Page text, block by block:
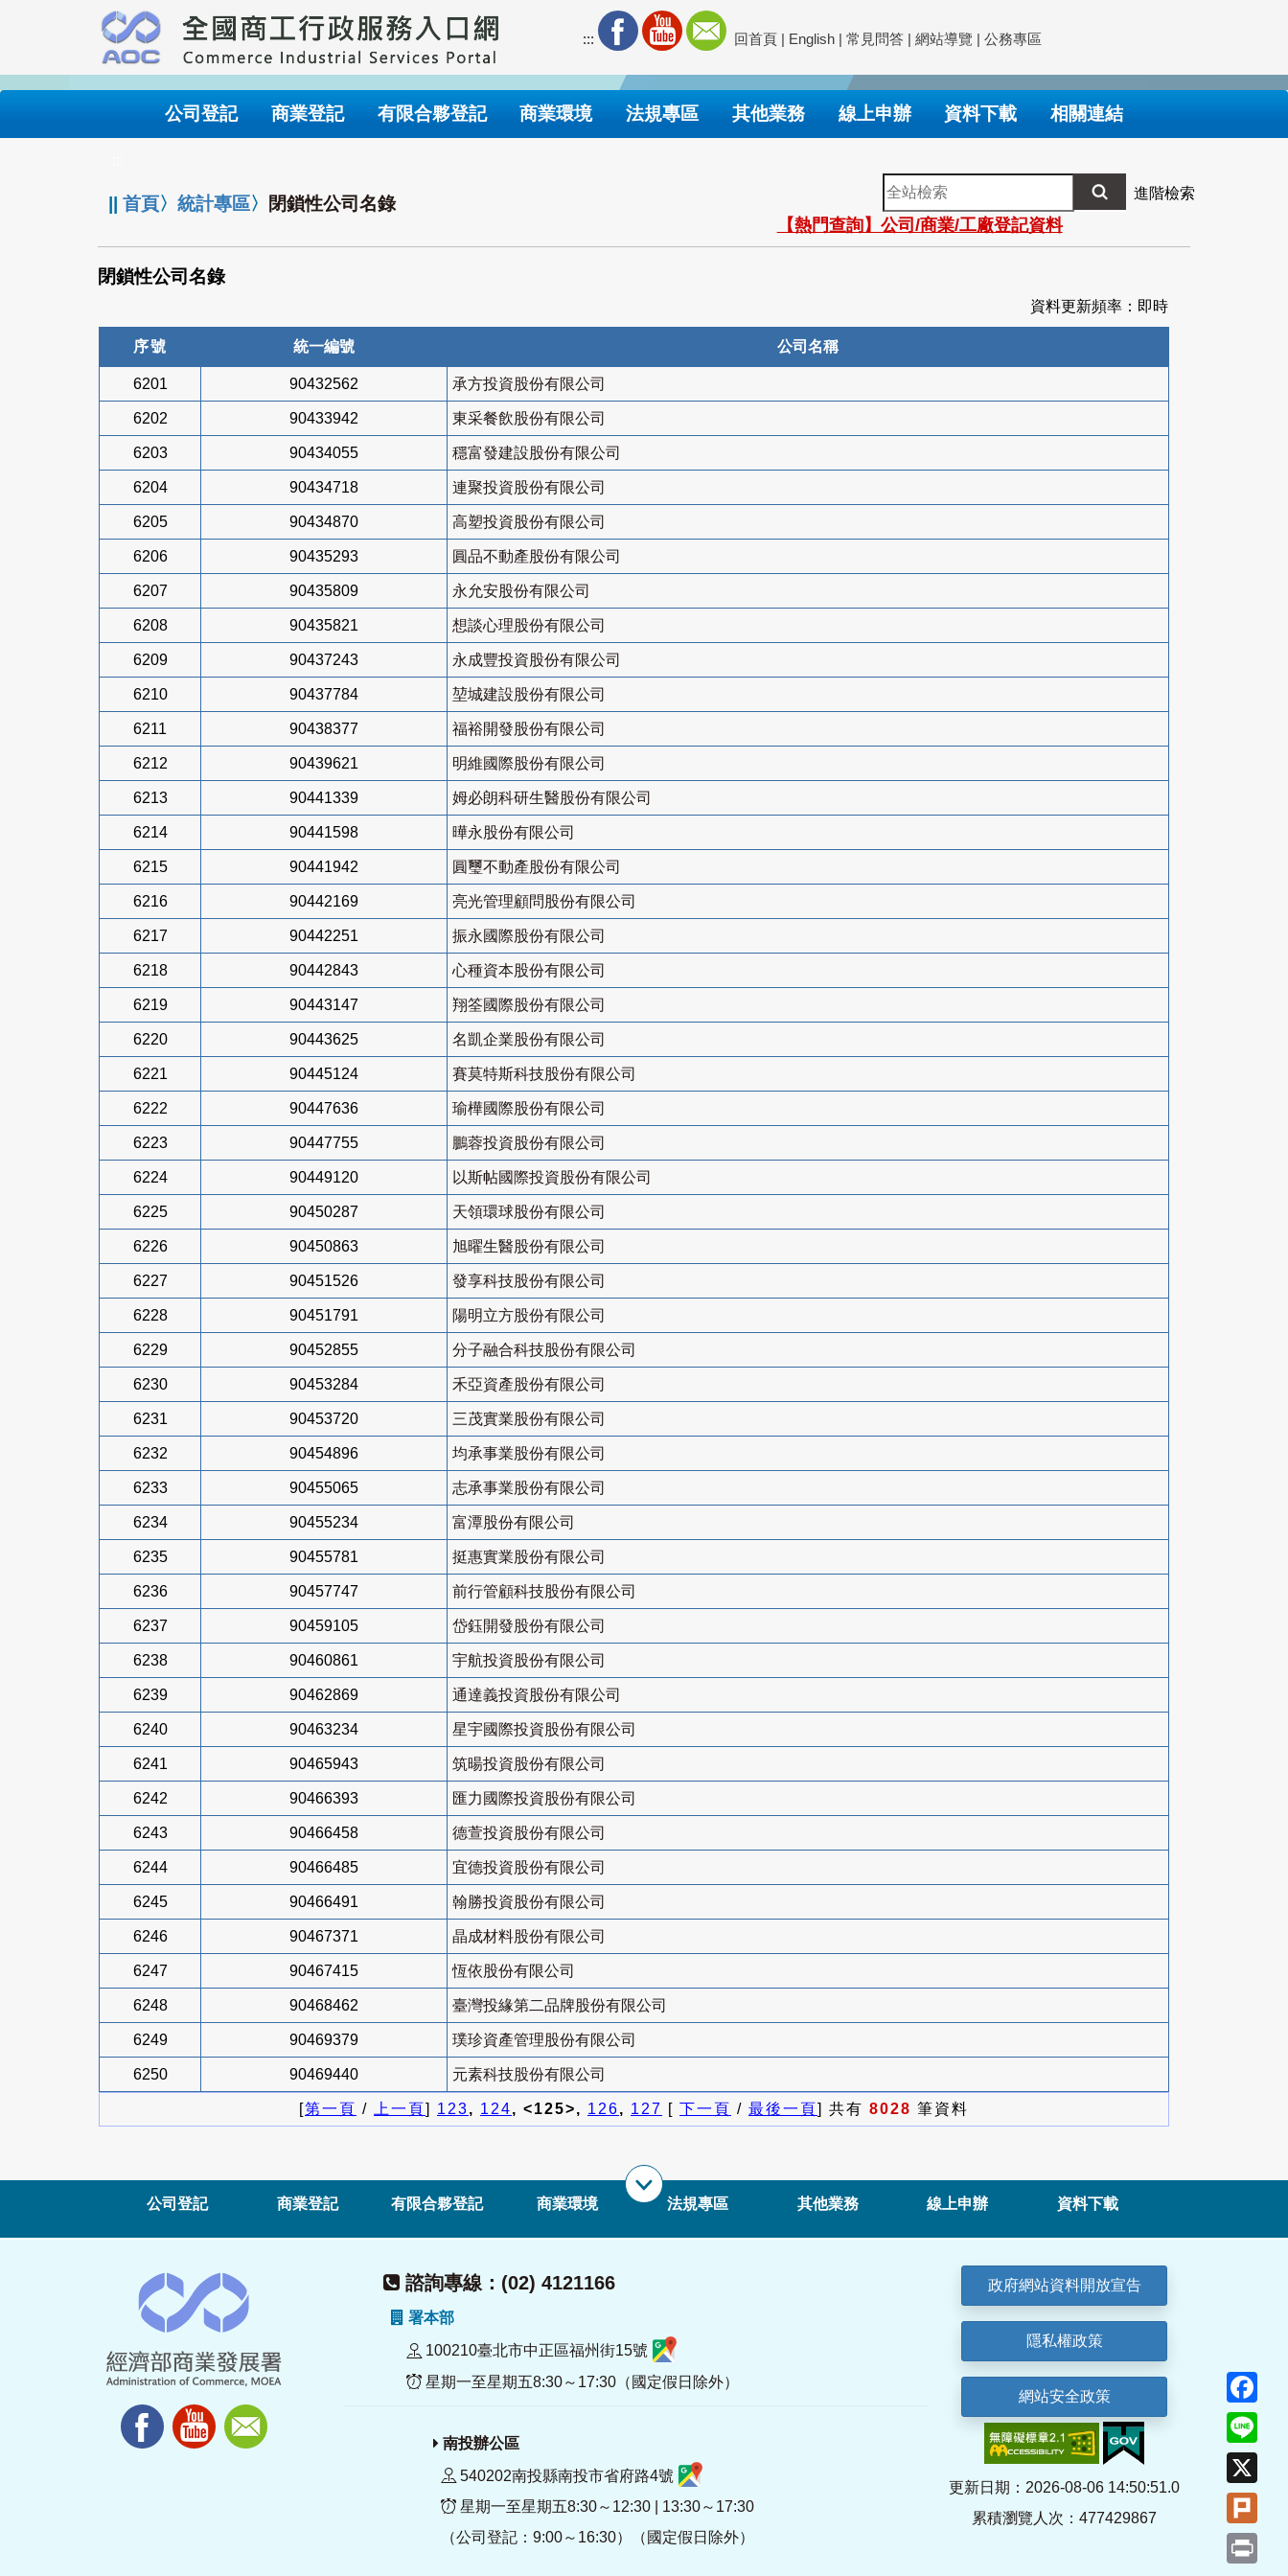
要
內
::: 回首頁 | English | 常見問答 | 網站導覽 | 公務專區
公司登記 商業登記 有限合夥登記 商業環境 法規專區 其他業務 線上申辦 資料下載 相關連結
||首頁〉統計專區〉 閉鎖性公司名錄
全
站
檢
索
進階檢索
【熱門查詢】公司/商業/工廠登記資料
閉鎖性公司名錄
資料更新頻率：即時
序號 統一編號 公司名稱
6201 90432562 承方投資股份有限公司
6202 90433942 東采餐飲股份有限公司
6203 90434055 穩富發建設股份有限公司
6204 90434718 連聚投資股份有限公司
6205 90434870 高塑投資股份有限公司
6206 90435293 圓品不動產股份有限公司
6207 90435809 永允安股份有限公司
6208 90435821 想談心理股份有限公司
6209 90437243 永成豐投資股份有限公司
6210 90437784 堃城建設股份有限公司
6211 90438377 福裕開發股份有限公司
6212 90439621 明維國際股份有限公司
6213 90441339 姆必朗科研生醫股份有限公司
6214 90441598 曄永股份有限公司
6215 90441942 圓璽不動產股份有限公司
6216 90442169 亮光管理顧問股份有限公司
6217 90442251 振永國際股份有限公司
6218 90442843 心種資本股份有限公司
6219 90443147 翔筌國際股份有限公司
6220 90443625 名凱企業股份有限公司
6221 90445124 賽莫特斯科技股份有限公司
6222 90447636 瑜樺國際股份有限公司
6223 90447755 鵬蓉投資股份有限公司
6224 90449120 以斯帖國際投資股份有限公司
6225 90450287 天領環球股份有限公司
6226 90450863 旭曜生醫股份有限公司
6227 90451526 發享科技股份有限公司
6228 90451791 陽明立方股份有限公司
6229 90452855 分子融合科技股份有限公司
6230 90453284 禾亞資產股份有限公司
6231 90453720 三茂實業股份有限公司
6232 90454896 均承事業股份有限公司
6233 90455065 志承事業股份有限公司
6234 90455234 富潭股份有限公司
6235 90455781 挺惠實業股份有限公司
6236 90457747 前行管顧科技股份有限公司
6237 90459105 岱鈺開發股份有限公司
6238 90460861 宇航投資股份有限公司
6239 90462869 通達義投資股份有限公司
6240 90463234 星宇國際投資股份有限公司
6241 90465943 筑暘投資股份有限公司
6242 90466393 匯力國際投資股份有限公司
6243 90466458 德萱投資股份有限公司
6244 90466485 宜德投資股份有限公司
6245 90466491 翰勝投資股份有限公司
6246 90467371 晶成材料股份有限公司
6247 90467415 恆依股份有限公司
6248 90468462 臺灣投緣第二品牌股份有限公司
6249 90469379 璞珍資產管理股份有限公司
6250 90469440 元素科技股份有限公司
[第一頁 / 上一頁] 123, 124, <125>, 126, 127 [ 下一頁 / 最後一頁] 共有 8028 筆資料
公司登記 商業登記 有限合夥登記 商業環境 法規專區 其他業務 線上申辦 資料下載
諮詢專線：(02) 4121166
署本部
100210臺北市中正區福州街15號
星期一至星期五8:30～17:30（國定假日除外）
南投辦公區
540202南投縣南投市省府路4號
星期一至星期五8:30～12:30 | 13:30～17:30
（公司登記：9:00～16:30）（國定假日除外）
政府網站資料開放宣告
隱私權政策
網站安全政策
更新日期：2026-08-06 14:50:51.0
累積瀏覽人次：477429867